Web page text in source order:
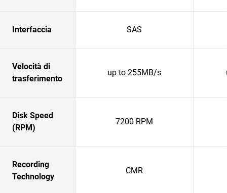
Interfaccia SAS
Velocità di
trasferimento
up to 255MB/s
Disk Speed
(RPM)
7200 RPM
Recording
Technology
CMR